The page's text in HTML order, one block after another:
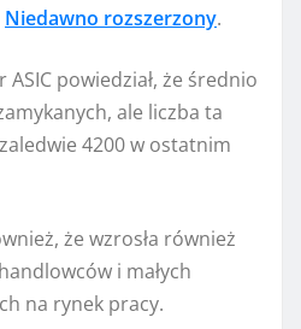
Niedawno rozszerzony.
powiedział, że średnio
ale liczba ta
4200 w ostatnim
że wzrosła również
i małych
na rynek pracy.